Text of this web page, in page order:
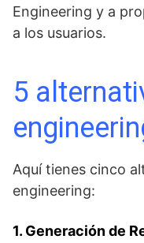
Engineering y a
a los usuarios.
5
Aquí tienes cinco
engineering:
1. Generación de